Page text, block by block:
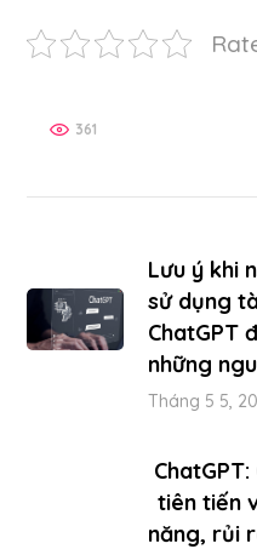
361
Lưu ý khi
sử dụng
ChatGPT
những
Tháng 5 5,
tiên tiến
năng, rủi